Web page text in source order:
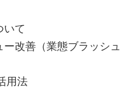
いて
改善（業態ブラッシュ
用法